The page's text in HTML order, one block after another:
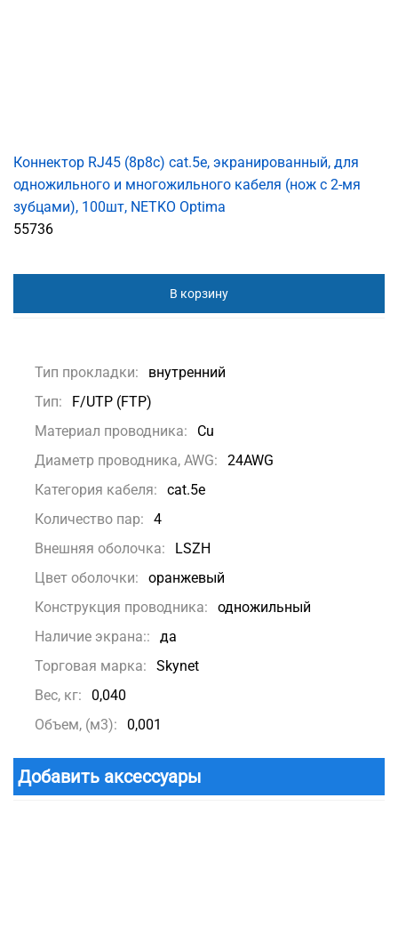
Коннектор RJ45 (8p8c) cat.5е, экранированный, для
одножильного и многожильного кабеля (нож с 2-мя
зубцами), 100шт, NETKO Optima
55736
В корзину
Тип прокладки:
внутренний
Тип:
F/UTP (FTP)
Материал проводника:
Сu
Диаметр проводника, AWG:
24AWG
Категория кабеля:
cat.5e
Количество пар:
4
Внешняя оболочка:
LSZH
Цвет оболочки:
оранжевый
Конструкция проводника:
одножильный
Наличие экрана::
да
Торговая марка:
Skynet
Вес, кг:
0,040
Объем, (м3):
0,001
Добавить аксессуары